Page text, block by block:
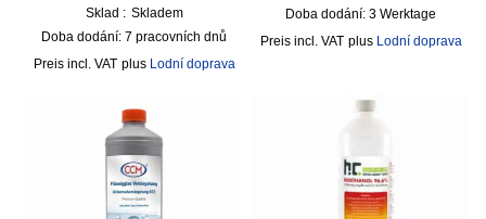
Sklad : Skladem
Doba dodání: 7 pracovních dnů
incl. VAT plus Lodní doprava
Doba dodání: 3 Werktage
incl. VAT plus Lodní doprava